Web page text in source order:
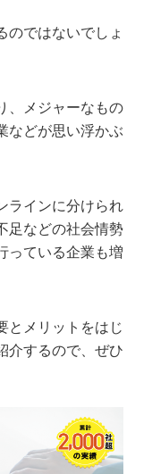
トルく
』
のではないでしょ
、メジャーなもの
などが思い浮かぶ
ラインに分けられ
足などの社会情勢
っている企業も増
とメリットをはじ
介するので、ぜひ